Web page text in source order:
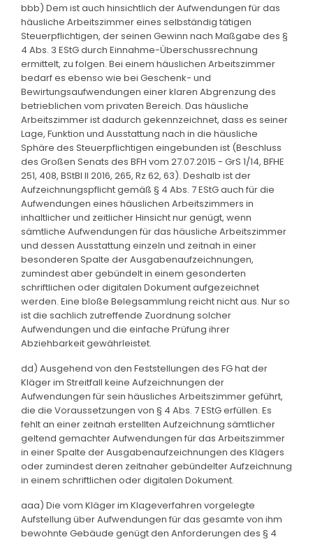
bbb) Dem ist auch hinsichtlich der Aufwendungen für das
häusliche Arbeitszimmer eines selbständig tätigen
Steuerpflichtigen, der seinen Gewinn nach Maßgabe des §
4 Abs. 3 EStG durch Einnahme-Überschussrechnung
ermittelt, zu folgen. Bei einem häuslichen Arbeitszimmer
bedarf es ebenso wie bei Geschenk- und
Bewirtungsaufwendungen einer klaren Abgrenzung des
betrieblichen vom privaten Bereich. Das häusliche
Arbeitszimmer ist dadurch gekennzeichnet, dass es seiner
Lage, Funktion und Ausstattung nach in die häusliche
Sphäre des Steuerpflichtigen eingebunden ist (Beschluss
des Großen Senats des BFH vom 27.07.2015 - GrS 1/14, BFHE
251, 408, BStBl II 2016, 265, Rz 62, 63). Deshalb ist der
Aufzeichnungspflicht gemäß § 4 Abs. 7 EStG auch für die
Aufwendungen eines häuslichen Arbeitszimmers in
inhaltlicher und zeitlicher Hinsicht nur genügt, wenn
sämtliche Aufwendungen für das häusliche Arbeitszimmer
und dessen Ausstattung einzeln und zeitnah in einer
besonderen Spalte der Ausgabenaufzeichnungen,
zumindest aber gebündelt in einem gesonderten
schriftlichen oder digitalen Dokument aufgezeichnet
werden. Eine bloße Belegsammlung reicht nicht aus. Nur so
ist die sachlich zutreffende Zuordnung solcher
Aufwendungen und die einfache Prüfung ihrer
Abziehbarkeit gewährleistet.
dd) Ausgehend von den Feststellungen des FG hat der
Kläger im Streitfall keine Aufzeichnungen der
Aufwendungen für sein häusliches Arbeitszimmer geführt,
die die Voraussetzungen von § 4 Abs. 7 EStG erfüllen. Es
fehlt an einer zeitnah erstellten Aufzeichnung sämtlicher
geltend gemachter Aufwendungen für das Arbeitszimmer
in einer Spalte der Ausgabenaufzeichnungen des Klägers
oder zumindest deren zeitnaher gebündelter Aufzeichnung
in einem schriftlichen oder digitalen Dokument.
aaa) Die vom Kläger im Klageverfahren vorgelegte
Aufstellung über Aufwendungen für das gesamte von ihm
bewohnte Gebäude genügt den Anforderungen des § 4